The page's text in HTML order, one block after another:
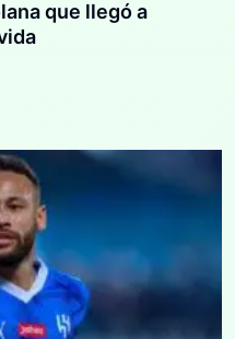
que llegó a